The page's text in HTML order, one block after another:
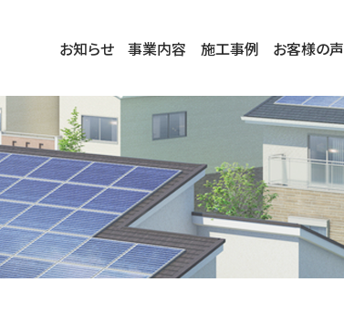
お知らせ 事業内容 施工事例 お客様の声